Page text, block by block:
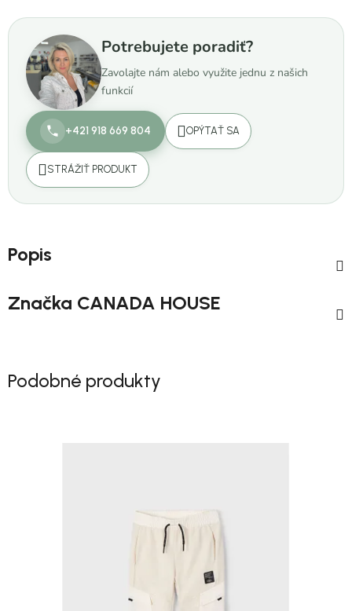
Potrebujete poradiť?
Zavolajte nám alebo využite jednu z našich
funkcií
+421 918 669 804 OPÝTAŤ SA
STRÁŽIŤ PRODUKT
Popis
Značka CANADA HOUSE
Podobné produkty